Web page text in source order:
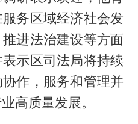
务区域经济社会发
进法治建设等方面
示区司法局将持续
作，服务和管理并
高质量发展。